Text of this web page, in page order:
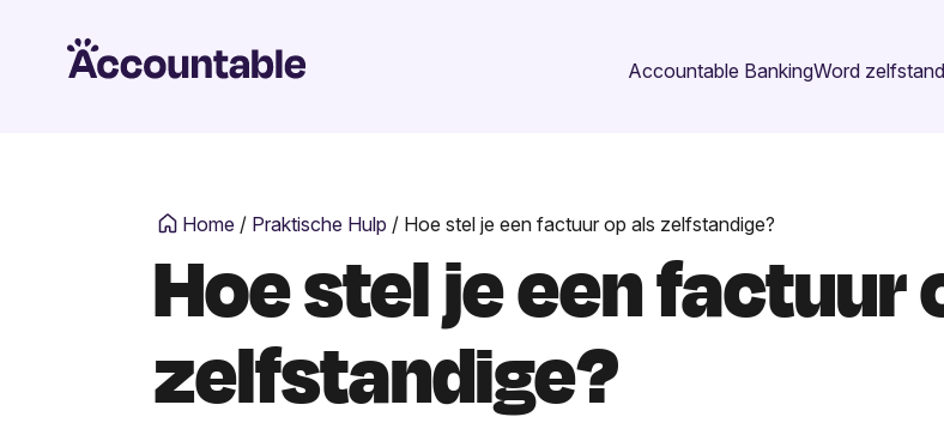
Accountable BankingWord
Home / Praktische Hulp / Hoe stel je een factuur op als zelfstandige?
Hoe stel je een factuur
zelfstandige?